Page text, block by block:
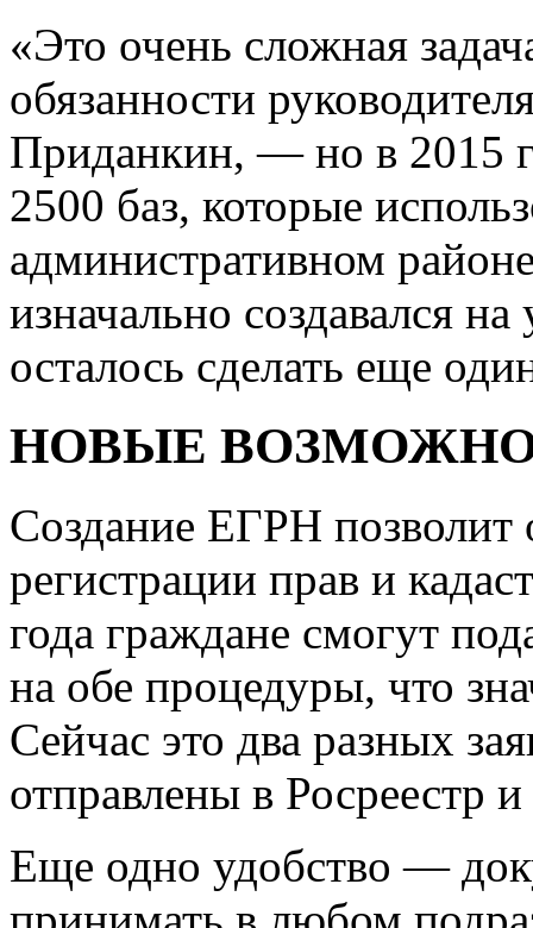
«Это очень сложная
обязанности
Приданкин, — но в 2015
2500 баз, которые
административном
изначально создавался
осталось сделать еще
НОВЫЕ
Создание ЕГРН позволит
регистрации прав и
года граждане смогут
на обе процедуры, что
Сейчас это два разных
отправлены в Росреестр
Еще одно удобство —